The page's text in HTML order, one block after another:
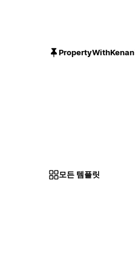
PropertyWithKenan
모든 템플릿